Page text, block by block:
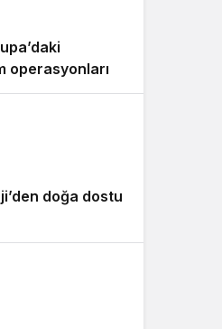
operasyonlarına
doğa dostu